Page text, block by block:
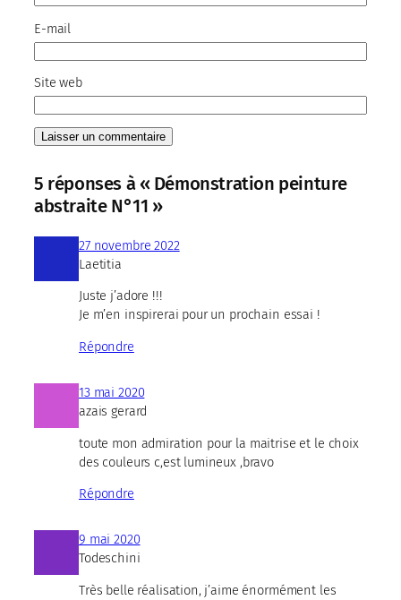
E-mail
Site web
5 réponses à « Démonstration peinture
abstraite N°11 »
27 novembre 2022
Laetitia
Juste j’adore !!!
Je m’en inspirerai pour un prochain essai !
Répondre
13 mai 2020
azais gerard
toute mon admiration pour la maitrise et le choix
des couleurs c,est lumineux ,bravo
Répondre
9 mai 2020
Todeschini
Très belle réalisation, j’aime énormément les